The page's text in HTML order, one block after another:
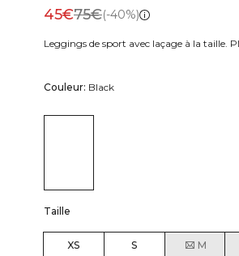
45€75€(-40%)
Leggings de sport avec laçage à la taille.
Couleur: Black
Taille
XS S M